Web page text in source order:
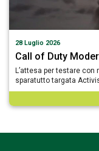
28 Luglio 2026
Call of Duty
L’attesa per testare
sparatutto targata